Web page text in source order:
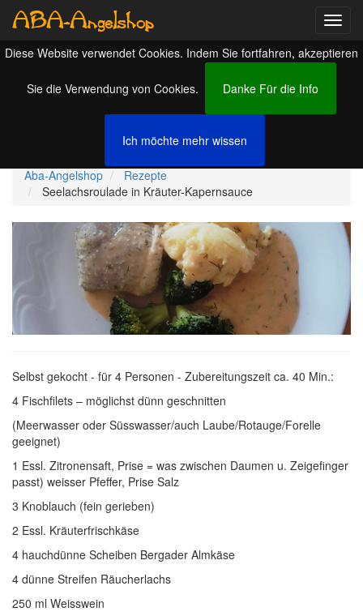
Diese Website verwendet Cookies. Indem Sie fortfahren, akzeptieren
Sie die Verwendung von Cookies. Danke Für die Info
Ich möchte mehr wissen
ABA-Angelshop
Seelachsroulade in
Kräuter-Kapernsauce
Aba-Angelshop
Rezepte
Seelachsroulade in Kräuter-Kapernsauce
Selbst gekocht - für 4 Personen - Zubereitungszeit ca. 40 Min.:
4 Fischfilets – möglichst dünn geschnitten
(Meerwasser oder Süsswasser/auch Laube/Rotauge/Forelle
geeignet)
1 Essl. Zitronensaft, Prise = was zwischen Daumen u. Zeigefinger
passt) weisser Pfeffer, Prise Salz
3 Knoblauch (fein gerieben)
2 Essl. Kräuterfrischkäse
4 hauchdünne Scheiben Bergader Almkäse
4 dünne Streifen Räucherlachs
250 ml Weisswein